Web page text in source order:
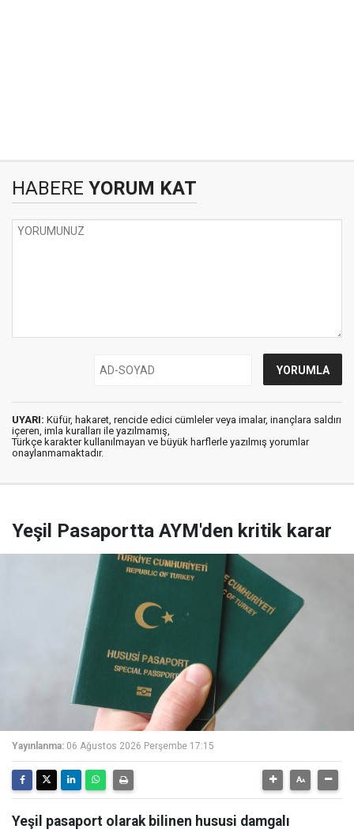
HABERE YORUM KAT
UYARI: Küfür, hakaret, rencide edici cümleler veya imalar, inançlara saldırı
içeren, imla kuralları ile yazılmamış,
Türkçe karakter kullanılmayan ve büyük harflerle yazılmış yorumlar
onaylanmamaktadır.
Yeşil Pasaportta AYM'den kritik karar
Yayınlanma: 06 Ağustos 2026 Perşembe 17:15
Yeşil pasaport olarak bilinen hususi damgalı